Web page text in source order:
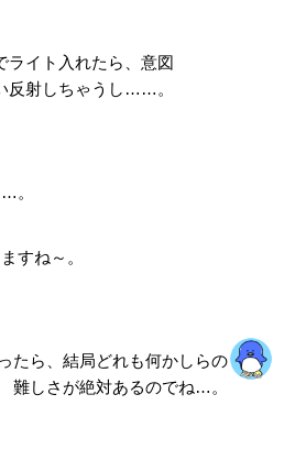
ライト入れたら、意図
反射しちゃうし……。
。
すね～。
たら、結局どれも何かしらの
難しさが絶対あるのでね…。